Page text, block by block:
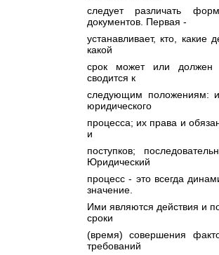
следует различать
документов. Первая -
устанавливает, кто, какие
какой
срок может или должен
сводится к
следующим положениям:
юридического
процесса; их права и
и
поступков;
Юридический
процесс - это всегда
значение.
Ими являются действия и
сроки
(время) совершения
требований